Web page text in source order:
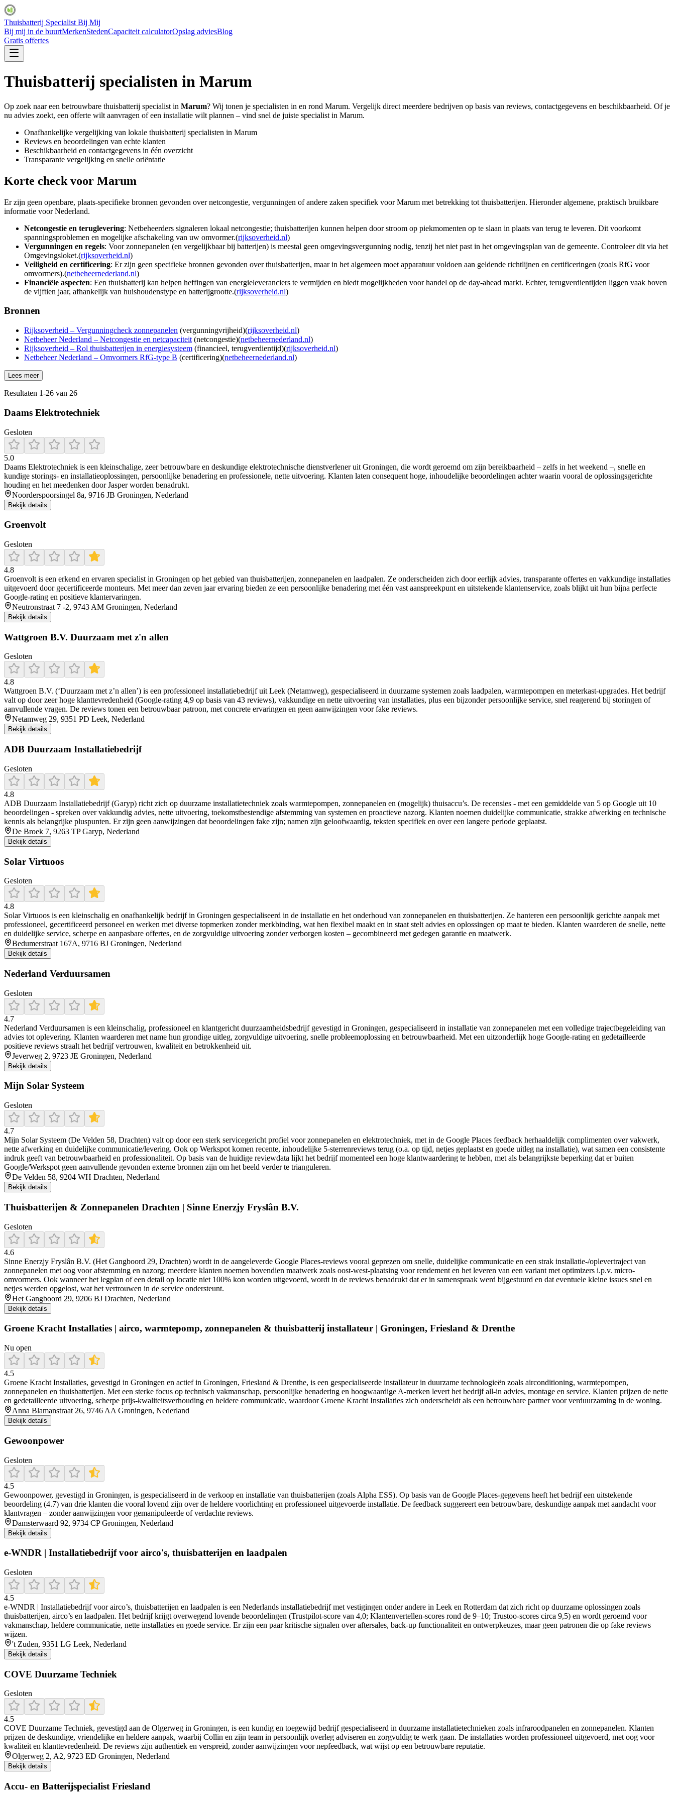
Thuisbatterij Specialist Bij Mij
Bij mij in de buurtMerkenStedenCapaciteit calculatorOpslag adviesBlog
Gratis offertes
Thuisbatterij specialisten in Marum
Op zoek naar een betrouwbare thuisbatterij specialist in Marum? Wij tonen je specialisten in en rond Marum. Vergelijk direct meerdere bedrijven op basis van reviews, contactgegevens en beschikbaarheid. Of je
nu advies zoekt, een offerte wilt aanvragen of een installatie wilt plannen – vind snel de juiste specialist in Marum.
Onafhankelijke vergelijking van lokale thuisbatterij specialisten in Marum
Reviews en beoordelingen van echte klanten
Beschikbaarheid en contactgegevens in één overzicht
Transparante vergelijking en snelle oriëntatie
Korte check voor Marum
Er zijn geen openbare, plaats-specifieke bronnen gevonden over netcongestie, vergunningen of andere zaken specifiek voor Marum met betrekking tot thuisbatterijen. Hieronder algemene, praktisch bruikbare
informatie voor Nederland.
Netcongestie en teruglevering: Netbeheerders signaleren lokaal netcongestie; thuisbatterijen kunnen helpen door stroom op piekmomenten op te slaan in plaats van terug te leveren. Dit voorkomt
spanningsproblemen en mogelijke afschakeling van uw omvormer.(rijksoverheid.nl)
Vergunningen en regels: Voor zonnepanelen (en vergelijkbaar bij batterijen) is meestal geen omgevingsvergunning nodig, tenzij het niet past in het omgevingsplan van de gemeente. Controleer dit via het
Omgevingsloket.(rijksoverheid.nl)
Veiligheid en certificering: Er zijn geen specifieke bronnen gevonden over thuisbatterijen, maar in het algemeen moet apparatuur voldoen aan geldende richtlijnen en certificeringen (zoals RfG voor
omvormers).(netbeheernederland.nl)
Financiële aspecten: Een thuisbatterij kan helpen heffingen van energieleveranciers te vermijden en biedt mogelijkheden voor handel op de day-ahead markt. Echter, terugverdientijden liggen vaak boven
de vijftien jaar, afhankelijk van huishoudenstype en batterijgrootte.(rijksoverheid.nl)
Bronnen
Rijksoverheid – Vergunningcheck zonnepanelen (vergunningvrijheid)(rijksoverheid.nl)
Netbeheer Nederland – Netcongestie en netcapaciteit (netcongestie)(netbeheernederland.nl)
Rijksoverheid – Rol thuisbatterijen in energiesysteem (financieel, terugverdientijd)(rijksoverheid.nl)
Netbeheer Nederland – Omvormers RfG-type B (certificering)(netbeheernederland.nl)
Lees meer
Resultaten 1-26 van 26
Daams Elektrotechniek
Gesloten
5.0
Daams Elektrotechniek is een kleinschalige, zeer betrouwbare en deskundige elektrotechnische dienstverlener uit Groningen, die wordt geroemd om zijn bereikbaarheid – zelfs in het weekend –, snelle en
kundige storings‑ en installatieoplossingen, persoonlijke benadering en professionele, nette uitvoering. Klanten laten consequent hoge, inhoudelijke beoordelingen achter waarin vooral de oplossingsgerichte
houding en het meedenken door Jasper worden benadrukt.
Noorderspoorsingel 8a, 9716 JB Groningen, Nederland
Bekijk details
Groenvolt
Gesloten
4.8
Groenvolt is een erkend en ervaren specialist in Groningen op het gebied van thuisbatterijen, zonnepanelen en laadpalen. Ze onderscheiden zich door eerlijk advies, transparante offertes en vakkundige installaties
uitgevoerd door gecertificeerde monteurs. Met meer dan zeven jaar ervaring bieden ze een persoonlijke benadering met één vast aanspreekpunt en uitstekende klantenservice, zoals blijkt uit hun bijna perfecte
Google-rating en positieve klantervaringen.
Neutronstraat 7 -2, 9743 AM Groningen, Nederland
Bekijk details
Wattgroen B.V. Duurzaam met z'n allen
Gesloten
4.8
Wattgroen B.V. (‘Duurzaam met z’n allen’) is een professioneel installatiebedrijf uit Leek (Netamweg), gespecialiseerd in duurzame systemen zoals laadpalen, warmtepompen en meterkast-upgrades. Het bedrijf
valt op door zeer hoge klanttevredenheid (Google-rating 4,9 op basis van 43 reviews), vakkundige en nette uitvoering van installaties, plus een bijzonder persoonlijke service, snel reagerend bij storingen of
aanvullende vragen. De reviews tonen een betrouwbaar patroon, met concrete ervaringen en geen aanwijzingen voor fake reviews.
Netamweg 29, 9351 PD Leek, Nederland
Bekijk details
ADB Duurzaam Installatiebedrijf
Gesloten
4.8
ADB Duurzaam Installatiebedrijf (Garyp) richt zich op duurzame installatietechniek zoals warmtepompen, zonnepanelen en (mogelijk) thuisaccu’s. De recensies - met een gemiddelde van 5 op Google uit 10
beoordelingen - spreken over vakkundig advies, nette uitvoering, toekomstbestendige afstemming van systemen en proactieve nazorg. Klanten noemen duidelijke communicatie, strakke afwerking en technische
kennis als belangrijke pluspunten. Er zijn geen aanwijzingen dat beoordelingen fake zijn; namen zijn geloofwaardig, teksten specifiek en over een langere periode geplaatst.
De Broek 7, 9263 TP Garyp, Nederland
Bekijk details
Solar Virtuoos
Gesloten
4.8
Solar Virtuoos is een kleinschalig en onafhankelijk bedrijf in Groningen gespecialiseerd in de installatie en het onderhoud van zonnepanelen en thuisbatterijen. Ze hanteren een persoonlijk gerichte aanpak met
professioneel, gecertificeerd personeel en werken met diverse topmerken zonder merkbinding, wat hen flexibel maakt en in staat stelt advies en oplossingen op maat te bieden. Klanten waarderen de snelle, nette
en duidelijke service, scherpe en aanpasbare offertes, en de zorgvuldige uitvoering zonder verborgen kosten – gecombineerd met gedegen garantie en maatwerk.
Bedumerstraat 167A, 9716 BJ Groningen, Nederland
Bekijk details
Nederland Verduursamen
Gesloten
4.7
Nederland Verduursamen is een kleinschalig, professioneel en klantgericht duurzaamheidsbedrijf gevestigd in Groningen, gespecialiseerd in installatie van zonnepanelen met een volledige trajectbegeleiding van
advies tot oplevering. Klanten waarderen met name hun grondige uitleg, zorgvuldige uitvoering, snelle probleemoplossing en betrouwbaarheid. Met een uitzonderlijk hoge Google-rating en gedetailleerde
positieve reviews straalt het bedrijf vertrouwen, kwaliteit en betrokkenheid uit.
Jeverweg 2, 9723 JE Groningen, Nederland
Bekijk details
Mijn Solar Systeem
Gesloten
4.7
Mijn Solar Systeem (De Velden 58, Drachten) valt op door een sterk servicegericht profiel voor zonnepanelen en elektrotechniek, met in de Google Places feedback herhaaldelijk complimenten over vakwerk,
nette afwerking en duidelijke communicatie/levering. Ook op Werkspot komen recente, inhoudelijke 5-sterrenreviews terug (o.a. op tijd, netjes geplaatst en goede uitleg na installatie), wat samen een consistente
indruk geeft van betrouwbaarheid en professionaliteit. Op basis van de huidige reviewdata lijkt het bedrijf momenteel een hoge klantwaardering te hebben, met als belangrijkste beperking dat er buiten
Google/Werkspot geen aanvullende gevonden externe bronnen zijn om het beeld verder te trianguleren.
De Velden 58, 9204 WH Drachten, Nederland
Bekijk details
Thuisbatterijen & Zonnepanelen Drachten | Sinne Enerzjy Fryslân B.V.
Gesloten
4.6
Sinne Enerzjy Fryslân B.V. (Het Gangboord 29, Drachten) wordt in de aangeleverde Google Places-reviews vooral geprezen om snelle, duidelijke communicatie en een strak installatie-/oplevertraject van
zonnepanelen met oog voor afstemming en nazorg; meerdere klanten noemen bovendien maatwerk zoals oost-west-plaatsing voor rendement en het leveren van een variant met optimizers i.p.v. micro-
omvormers. Ook wanneer het legplan of een detail op locatie niet 100% kon worden uitgevoerd, wordt in de reviews benadrukt dat er in samenspraak werd bijgestuurd en dat eventuele kleine issues snel en
netjes werden opgelost, wat het vertrouwen in de service ondersteunt.
Het Gangboord 29, 9206 BJ Drachten, Nederland
Bekijk details
Groene Kracht Installaties | airco, warmtepomp, zonnepanelen & thuisbatterij installateur | Groningen, Friesland & Drenthe
Nu open
4.5
Groene Kracht Installaties, gevestigd in Groningen en actief in Groningen, Friesland & Drenthe, is een gespecialiseerde installateur in duurzame technologieën zoals airconditioning, warmtepompen,
zonnepanelen en thuisbatterijen. Met een sterke focus op technisch vakmanschap, persoonlijke benadering en hoogwaardige A-merken levert het bedrijf all-in advies, montage en service. Klanten prijzen de nette
en gedetailleerde uitvoering, scherpe prijs-kwaliteitsverhouding en heldere communicatie, waardoor Groene Kracht Installaties zich onderscheidt als een betrouwbare partner voor verduurzaming in de woning.
Anna Blamanstraat 26, 9746 AA Groningen, Nederland
Bekijk details
Gewoonpower
Gesloten
4.5
Gewoonpower, gevestigd in Groningen, is gespecialiseerd in de verkoop en installatie van thuisbatterijen (zoals Alpha ESS). Op basis van de Google Places-gegevens heeft het bedrijf een uitstekende
beoordeling (4.7) van drie klanten die vooral lovend zijn over de heldere voorlichting en professioneel uitgevoerde installatie. De feedback suggereert een betrouwbare, deskundige aanpak met aandacht voor
klantvragen – zonder aanwijzingen voor gemanipuleerde of verdachte reviews.
Damsterwaard 92, 9734 CP Groningen, Nederland
Bekijk details
e-WNDR | Installatiebedrijf voor airco's, thuisbatterijen en laadpalen
Gesloten
4.5
e‑WNDR | Installatiebedrijf voor airco’s, thuisbatterijen en laadpalen is een Nederlands installatiebedrijf met vestigingen onder andere in Leek en Rotterdam dat zich richt op duurzame oplossingen zoals
thuisbatterijen, airco’s en laadpalen. Het bedrijf krijgt overwegend lovende beoordelingen (Trustpilot-score van 4,0; Klantenvertellen-scores rond de 9–10; Trustoo-scores circa 9,5) en wordt geroemd voor
vakmanschap, heldere communicatie, nette installaties en goede service. Er zijn een paar kritische signalen over aftersales, back-up functionaliteit en ontwerpkeuzes, maar geen patronen die op fake reviews
wijzen.
't Zuden, 9351 LG Leek, Nederland
Bekijk details
COVE Duurzame Techniek
Gesloten
4.5
COVE Duurzame Techniek, gevestigd aan de Olgerweg in Groningen, is een kundig en toegewijd bedrijf gespecialiseerd in duurzame installatietechnieken zoals infraroodpanelen en zonnepanelen. Klanten
prijzen de deskundige, vriendelijke en heldere aanpak, waarbij Collin en zijn team in persoonlijk overleg adviseren en zorgvuldig te werk gaan. De installaties worden professioneel uitgevoerd, met oog voor
kwaliteit en klanttevredenheid. De reviews zijn authentiek en verspreid, zonder aanwijzingen voor nepfeedback, wat wijst op een betrouwbare reputatie.
Olgerweg 2, A2, 9723 ED Groningen, Nederland
Bekijk details
Accu- en Batterijspecialist Friesland